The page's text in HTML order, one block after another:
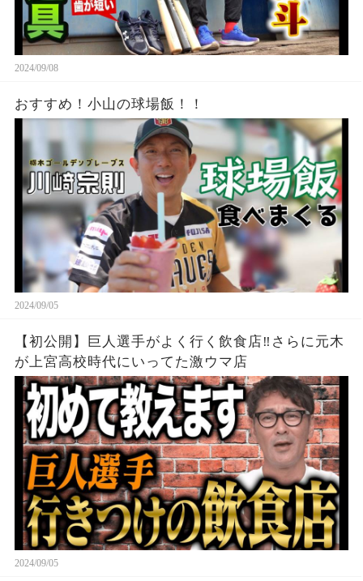
2024/09/08
おすすめ！小山の球場飯！！
2024/09/05
【初公開】巨人選手がよく行く飲食店‼︎さらに元木
が上宮高校時代にいってた激ウマ店
2024/09/05